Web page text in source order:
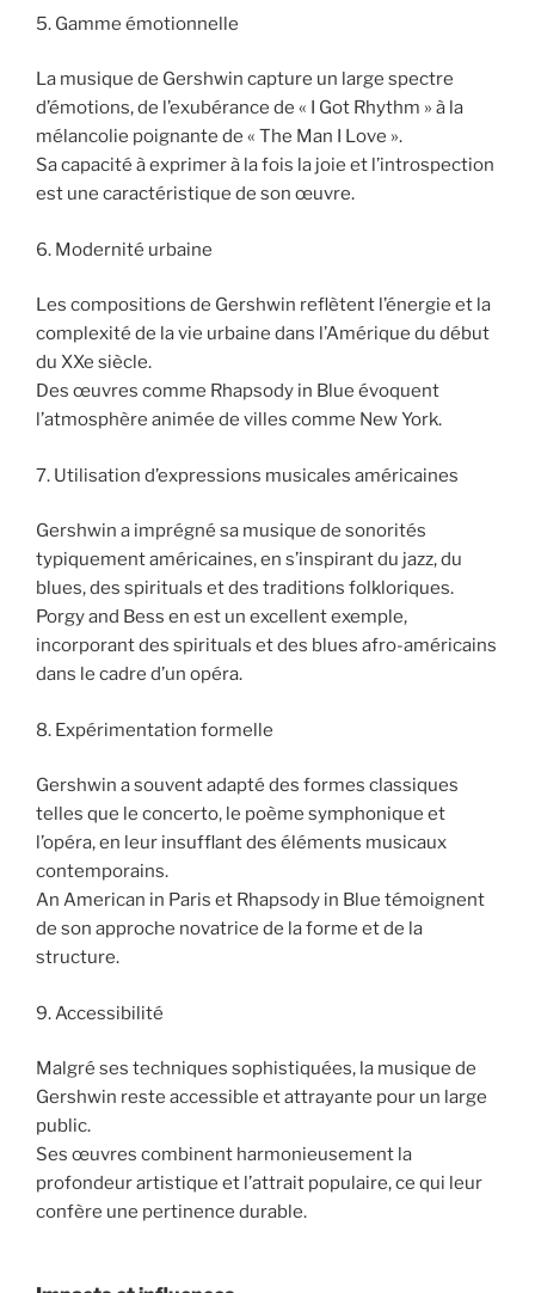
5. Gamme émotionnelle
La musique de Gershwin capture un large spectre
d’émotions, de l’exubérance de « I Got Rhythm » à la
mélancolie poignante de « The Man I Love ».
Sa capacité à exprimer à la fois la joie et l’introspection
est une caractéristique de son œuvre.
6. Modernité urbaine
Les compositions de Gershwin reflètent l’énergie et la
complexité de la vie urbaine dans l’Amérique du début
du XXe siècle.
Des œuvres comme Rhapsody in Blue évoquent
l’atmosphère animée de villes comme New York.
7. Utilisation d’expressions musicales américaines
Gershwin a imprégné sa musique de sonorités
typiquement américaines, en s’inspirant du jazz, du
blues, des spirituals et des traditions folkloriques.
Porgy and Bess en est un excellent exemple,
incorporant des spirituals et des blues afro-américains
dans le cadre d’un opéra.
8. Expérimentation formelle
Gershwin a souvent adapté des formes classiques
telles que le concerto, le poème symphonique et
l’opéra, en leur insufflant des éléments musicaux
contemporains.
An American in Paris et Rhapsody in Blue témoignent
de son approche novatrice de la forme et de la
structure.
9. Accessibilité
Malgré ses techniques sophistiquées, la musique de
Gershwin reste accessible et attrayante pour un large
public.
Ses œuvres combinent harmonieusement la
profondeur artistique et l’attrait populaire, ce qui leur
confère une pertinence durable.